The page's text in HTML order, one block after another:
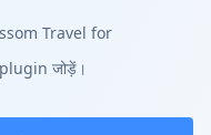
Travel for
जोड़ें।